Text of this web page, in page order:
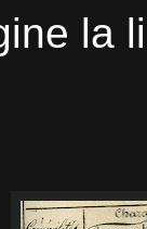
la